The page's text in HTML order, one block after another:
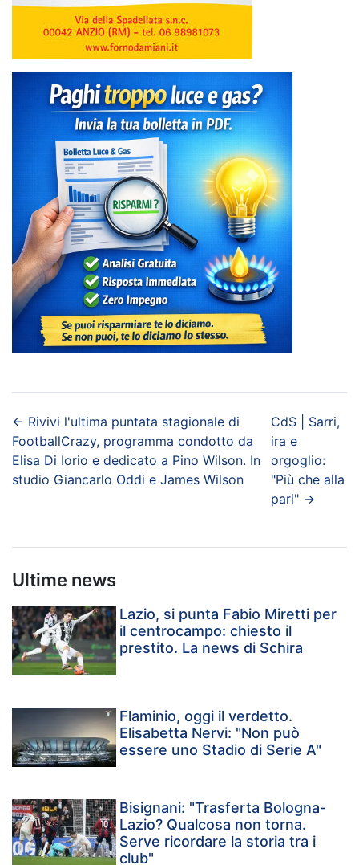
← Rivivi l'ultima puntata stagionale di
FootballCrazy, programma condotto da
Elisa Di Iorio e dedicato a Pino Wilson. In
studio Giancarlo Oddi e James Wilson
CdS | Sarri,
ira e
orgoglio:
"Più che alla
pari"→
Ultime news
Lazio, si punta Fabio Miretti per
il centrocampo: chiesto il
prestito. La news di Schira
Flaminio, oggi il verdetto.
Elisabetta Nervi: "Non può
essere uno Stadio di Serie A"
Bisignani: "Trasferta Bologna-
Lazio? Qualcosa non torna.
Serve ricordare la storia tra i
club"